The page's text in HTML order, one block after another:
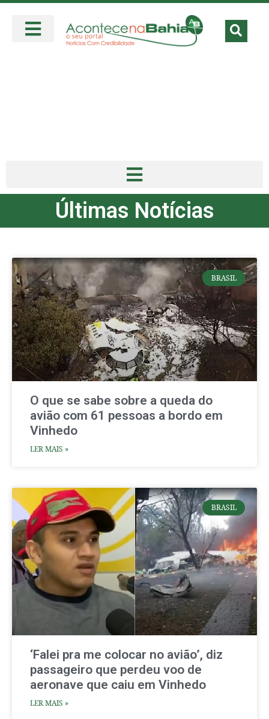
Últimas Notícias
BRASIL
O que se sabe sobre a queda do
avião com 61 pessoas a bordo em
Vinhedo
LER MAIS »
BRASIL
‘Falei pra me colocar no avião’, diz
passageiro que perdeu voo de
aeronave que caiu em Vinhedo
LER MAIS »